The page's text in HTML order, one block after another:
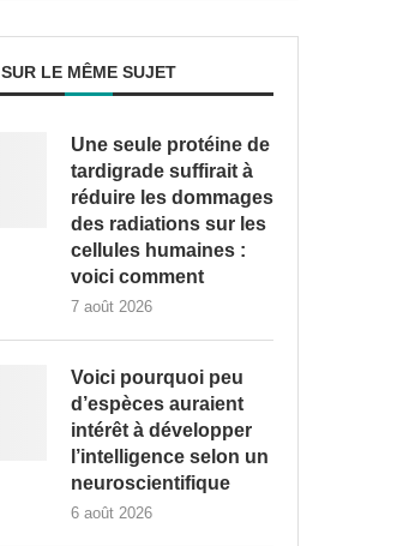
SUR LE MÊME SUJET
Une seule protéine de
tardigrade suffirait à
réduire les dommages
des radiations sur les
cellules humaines :
voici comment
7 août 2026
Voici pourquoi peu
d’espèces auraient
intérêt à développer
l’intelligence selon un
neuroscientifique
6 août 2026